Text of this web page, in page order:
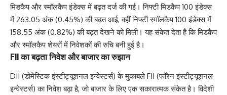
मिडकैप और स्मॉलकैप इंडेक्स में बढ़त दर्ज की गई। निफ्टी मिडकैप 100 इंडेक्स
में 263.05 अंक (0.45%) की बढ़त आई, वहीं निफ्टी स्मॉलकैप 100 इंडेक्स में
158.55 अंक (0.82%) की बढ़त देखने को मिली। यह संकेत देता है कि मिडकैप
और स्मॉलकैप शेयरों में निवेशकों की रुचि बनी हुई है।
FII का बढ़ता निवेश और बाजार का रुझान
DII (डोमेस्टिक इंस्टीट्यूशनल इन्वेस्टर्स) के मुकाबले FII (फॉरेन इंस्टीट्यूशनल
इन्वेस्टर्स) का निवेश बढ़ा है, जो बाजार के लिए एक सकारात्मक संकेत है। विदेशी